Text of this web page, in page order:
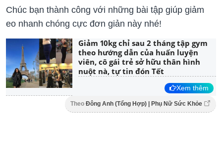
Chúc bạn thành công với những bài tập giúp giảm
eo nhanh chóng cực đơn giản này nhé!
Giảm 10kg chỉ sau 2 tháng tập gym
theo hướng dẫn của huấn luyện
viên, cô gái trẻ sở hữu thân hình
nuột nà, tự tin đón Tết
Xem thêm
Theo Đông Anh (Tổng Hợp) | Phụ Nữ Sức Khỏe